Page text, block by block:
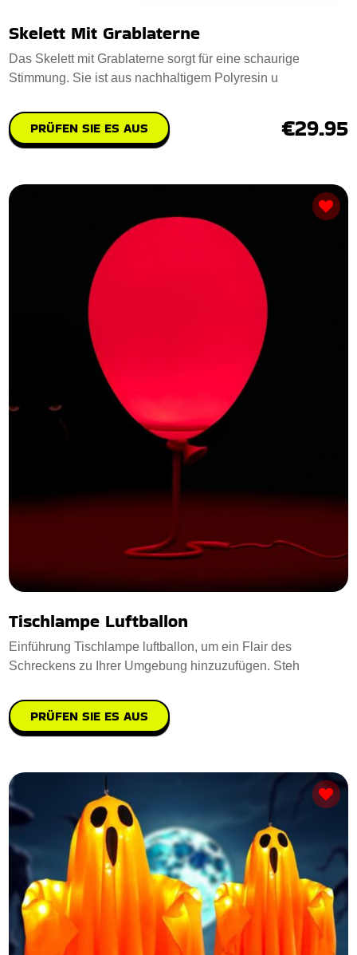
Skelett Mit Grablaterne
Das Skelett mit Grablaterne sorgt für eine schaurige
Stimmung. Sie ist aus nachhaltigem Polyresin u
PRÜFEN SIE ES AUS €29.95
Tischlampe Luftballon
Einführung Tischlampe luftballon, um ein Flair des
Schreckens zu Ihrer Umgebung hinzuzufügen. Steh
PRÜFEN SIE ES AUS